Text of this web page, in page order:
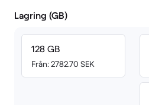
Lagring (GB)
128 GB
Från: 2782.70 SEK